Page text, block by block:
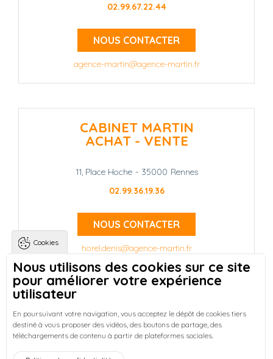
02.99.67.22.44
NOUS CONTACTER
agence-martin@agence-martin.fr
CABINET MARTIN
ACHAT - VENTE
11, Place Hoche - 35000 Rennes
02.99.36.19.36
NOUS CONTACTER
horel.denis@agence-martin.fr
Landing pagesQui sommes-nous ?
-
Réussir votre achat immobilier à Rennes
-
Découvrez nos programmes neufs à Rennes
Entreprises : Bureaux & Commerces
Cookies
Nous utilisons des cookies sur ce site
pour améliorer votre expérience
utilisateur
En poursuivant votre navigation, vous acceptez le dépôt de cookies tiers
destiné à vous proposer des vidéos, des boutons de partage, des
téléchargements de contenu à partir de plateformes sociales.